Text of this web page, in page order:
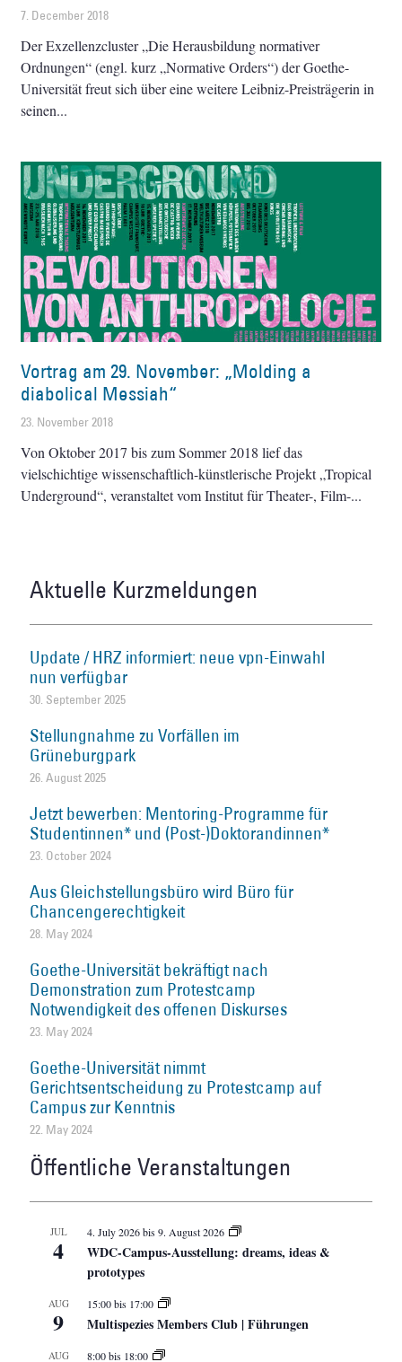
7. December 2018
Der Exzellenzcluster „Die Herausbildung normativer
Ordnungen“ (engl. kurz „Normative Orders“) der Goethe-
Universität freut sich über eine weitere Leibniz-Preisträgerin in
seinen
Vortrag am 29. November: „Molding a
diabolical Messiah“
23. November 2018
Von Oktober 2017 bis zum Sommer 2018 lief das
vielschichtige wissenschaftlich-künstlerische Projekt „Tropical
Underground“, veranstaltet vom Institut für Theater-, Film-
Aktuelle Kurzmeldungen
Update / HRZ informiert: neue vpn-Einwahl
nun verfügbar
30. September 2025
Stellungnahme zu Vorfällen im
Grüneburgpark
26. August 2025
Jetzt bewerben: Mentoring-Programme für
Studentinnen* und (Post-)Doktorandinnen*
23. October 2024
Aus Gleichstellungsbüro wird Büro für
Chancengerechtigkeit
28. May 2024
Goethe-Universität bekräftigt nach
Demonstration zum Protestcamp
Notwendigkeit des offenen Diskurses
23. May 2024
Goethe-Universität nimmt
Gerichtsentscheidung zu Protestcamp auf
Campus zur Kenntnis
22. May 2024
Öffentliche Veranstaltungen
JUL
4
4. July 2026bis9. August 2026
WDC-Campus-Ausstellung: dreams, ideas &
prototypes
AUG
9
15:00bis 17:00
Multispezies Members Club | Führungen
AUG 8:00bis 18:00